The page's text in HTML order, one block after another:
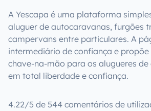
A Yescapa é uma plataforma
aluguer de autocaravanas, furgões
campervans entre particulares. A
intermediário de confiança e propõe
chave-na-mão para os alugueres
em total liberdade e confiança.
4.22/5 de 544 comentários de